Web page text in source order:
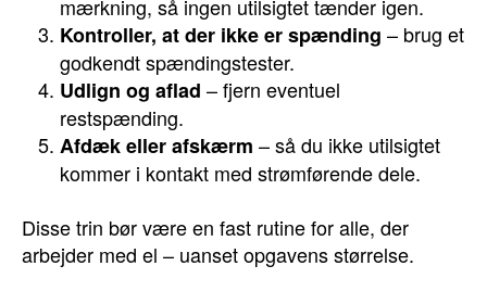
mærkning, så ingen utilsigtet tænder igen.
Kontroller, at der ikke er spænding – brug et
godkendt spændingstester.
Udlign og aflad – fjern eventuel
restspænding.
Afdæk eller afskærm – så du ikke utilsigtet
kommer i kontakt med strømførende dele.
Disse trin bør være en fast rutine for alle, der
arbejder med el – uanset opgavens størrelse.